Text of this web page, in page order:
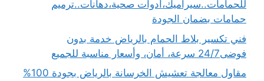
للحمامات..سيراميك،أدوات صحية،دهانات..ترميم
حمامات بضمان الجودة
فني تكسير بلاط الحمام بالرياض خدمة بدون
فوضى24/7 سرعة، أمان، وأسعار مناسبة للجميع
مقاول معالجة تعشيش الخرسانة بالرياض بجودة 100%